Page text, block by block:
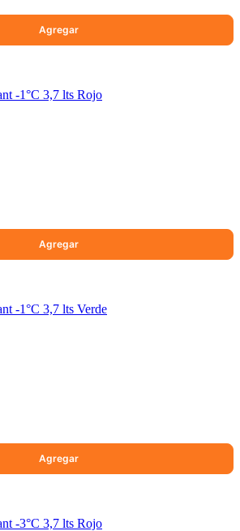
-1°C 3,7 lts Rojo
-1°C 3,7 lts Verde
-3°C 3,7 lts Rojo